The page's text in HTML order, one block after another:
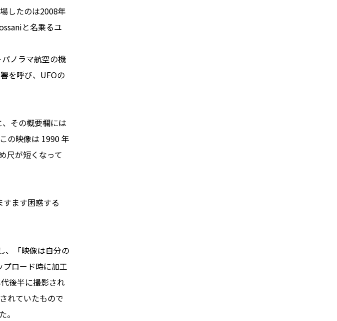
したのは2008年
と名乗るユ
ノラマ航空の機
を呼び、UFOの
その概要欄には
の映像は 1990 年
尺が短くなって
すます困惑する
、「映像は自分の
ロード時に加工
後半に撮影され
れていたもので
。